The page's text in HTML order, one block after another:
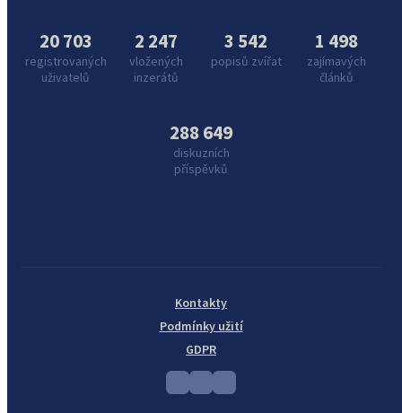
20 703
registrovaných
uživatelů
2 247
vložených
inzerátů
3 542
popisů zvířat
1 498
zajímavých
článků
288 649
diskuzních
příspěvků
Kontakty
Podmínky užití
GDPR